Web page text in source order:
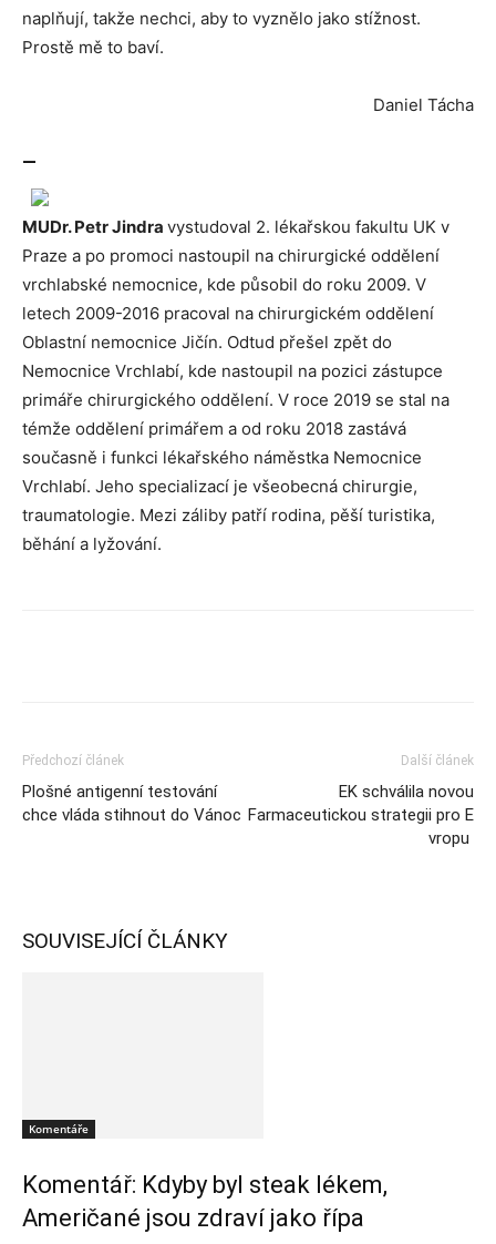
naplňují, takže nechci, aby to vyznělo jako stížnost.
Prostě mě to baví.
Daniel Tácha
—
MUDr.Petr Jindra vystudoval 2. lékařskou fakultu UK v
Praze a po promoci nastoupil na chirurgické oddělení
vrchlabské nemocnice, kde působil do roku 2009. V
letech 2009-2016 pracoval na chirurgickém oddělení
Oblastní nemocnice Jičín. Odtud přešel zpět do
Nemocnice Vrchlabí, kde nastoupil na pozici zástupce
primáře chirurgického oddělení. V roce 2019 se stal na
témže oddělení primářem a od roku 2018 zastává
současně i funkci lékařského náměstka Nemocnice
Vrchlabí. Jeho specializací je všeobecná chirurgie,
traumatologie. Mezi záliby patří rodina, pěší turistika,
běhání a lyžování.
Předchozí článek
Plošné antigenní testování
chce vláda stihnout do Vánoc
Další článek
EK schválila novou
Farmaceutickou strategii pro E
vropu
SOUVISEJÍCÍ ČLÁNKY
Komentáře
Komentář: Kdyby byl steak lékem,
Američané jsou zdraví jako řípa